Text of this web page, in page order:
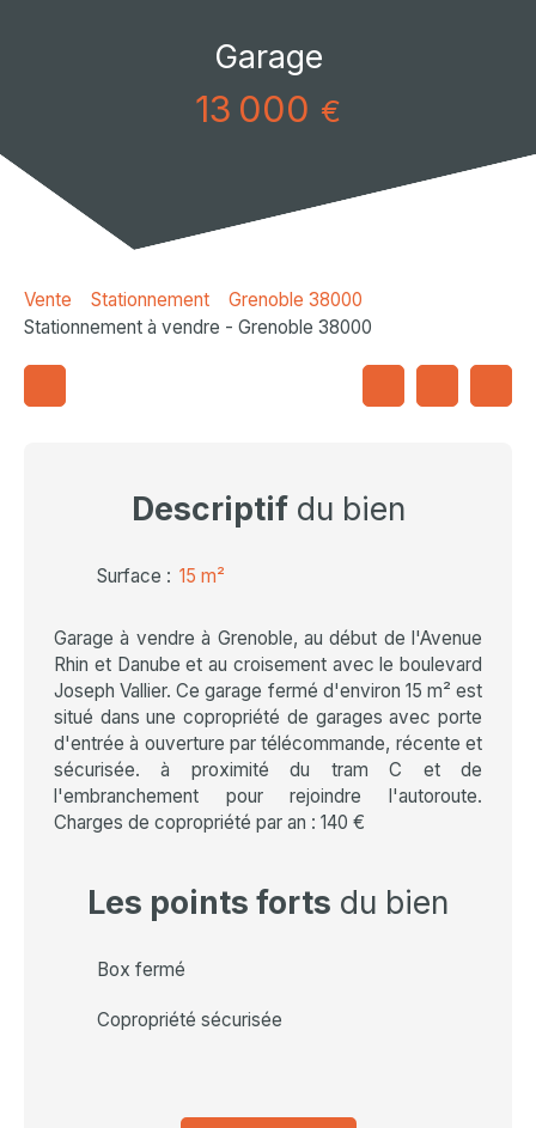
Garage
13 000 €
Vente Stationnement
Grenoble 38000
Stationnement à vendre - Grenoble 38000
Descriptifdu bien
Surface : 15 m²
Garage à vendre à Grenoble, au début de l'Avenue
Rhin et Danube et au croisement avec le boulevard
Joseph Vallier. Ce garage fermé d'environ 15 m² est
situé dans une copropriété de garages avec porte
d'entrée à ouverture par télécommande, récente et
sécurisée. à proximité du tram C et de
l'embranchement pour rejoindre l'autoroute.
Charges de copropriété par an : 140 €
Les points forts du bien
Box fermé
Copropriété sécurisée